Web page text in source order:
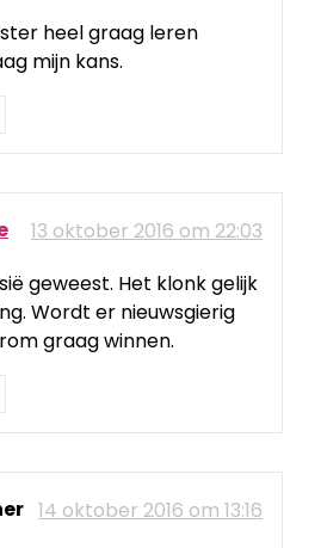
heel graag leren
mijn kans.
13 oktober 2016 om 22:03
geweest. Het klonk gelijk
Wordt er nieuwsgierig
graag winnen.
14 oktober 2016 om 13:16